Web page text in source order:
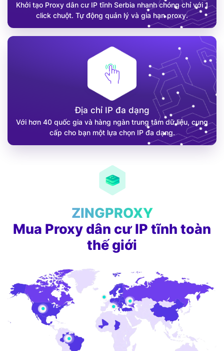
Khởi tạo Proxy dân cư IP tĩnh Serbia nhanh chóng chỉ với 1
click chuột. Tự động quản lý và gia hạn proxy.
Địa chỉ IP đa dạng
Với hơn 40 quốc gia và hàng ngàn trung tâm dữ liệu, cung
cấp cho bạn một lựa chọn IP đa dạng.
ZINGPROXY
Mua Proxy dân cư IP tĩnh toàn
thế giới